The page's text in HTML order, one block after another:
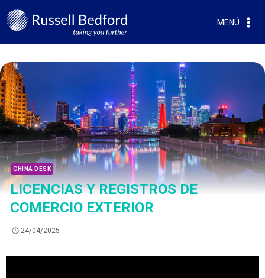
MENÚ
CHINA DESK
LICENCIAS Y REGISTROS DE
COMERCIO EXTERIOR
24/04/2025